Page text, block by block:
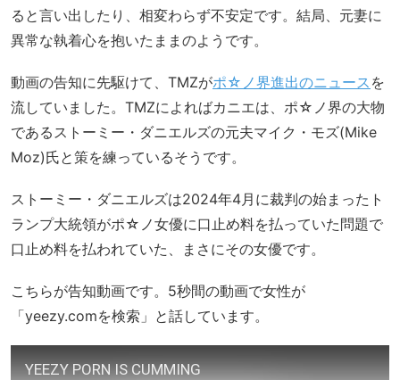
ると言い出したり、相変わらず不安定です。結局、元妻に
異常な執着心を抱いたままのようです。
動画の告知に先駆けて、TMZがポ☆ノ界進出のニュース を
流していました。TMZによればカニエは、ポ☆ノ界の大物
であるストーミー・ダニエルズの元夫マイク・モズ(Mike
Moz)氏と策を練っているそうです。
ストーミー・ダニエルズは2024年4月に裁判の始まったト
ランプ大統領がポ☆ノ女優に口止め料を払っていた問題で
口止め料を払われていた、まさにその女優です。
こちらが告知動画です。5秒間の動画で女性が
「yeezy.comを検索」と話しています。
YEEZY PORN IS CUMMING